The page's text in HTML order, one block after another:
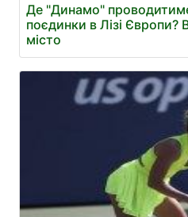
Де "Динамо"
поєдинки в Лізі Європи?
місто